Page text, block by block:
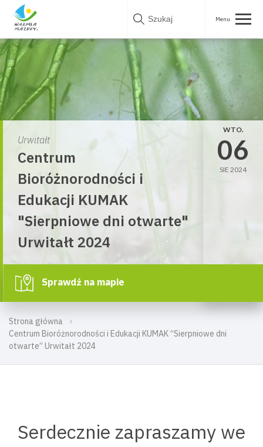
Skip
Strona główna
Centrum Bioróżnorodności i Edukacji KUMAK “Sierpniowe dni
otwarte” Urwitałt 2024
Urwitałt
Centrum
Bioróżnorodności i
Edukacji KUMAK
"Sierpniowe dni otwarte"
Urwitałt 2024
WTO.
06
SIE 2024
Sprawdź na mapie
Serdecznie zapraszamy we